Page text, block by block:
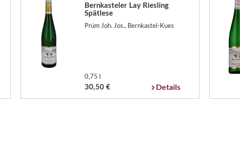
Bernkasteler Lay Riesling
Spätlese
Prüm Joh. Jos., Bernkastel-Kues
0,75 l
30,50 € Details